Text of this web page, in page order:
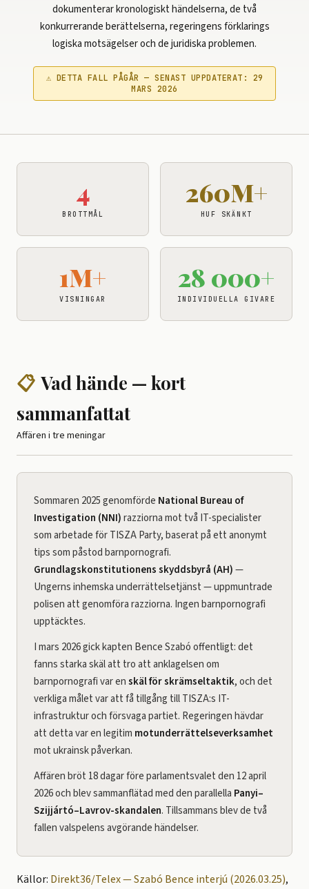
dokumenterar kronologiskt händelserna, de två
konkurrerande berättelserna, regeringens förklarings
logiska motsägelser och de juridiska problemen.
⚠ DETTA FALL PÅGÅR — SENAST UPPDATERAT: 29
MARS 2026
4
BROTTMÅL
260M+
HUF SKÄNKT
1M+
VISNINGAR
28 000+
INDIVIDUELLA GIVARE
📋 Vad hände — kort
sammanfattat
Affären i tre meningar
Sommaren 2025 genomförde National Bureau of
Investigation (NNI)razziorna mot två IT-specialister
som arbetade för TISZA Party, baserat på ett anonymt
tips som påstod barnpornografi.
Grundlagskonstitutionens skyddsbyrå (AH)—
Ungerns inhemska underrättelsetjänst — uppmuntrade
polisen att genomföra razziorna. Ingen barnpornografi
upptäcktes.
I mars 2026 gick kapten Bence Szabó offentligt: det
fanns starka skäl att tro att anklagelsen om
barnpornografi var enskäl för skrämseltaktik, och det
verkliga målet var att få tillgång till TISZA:s IT-
infrastruktur och försvaga partiet. Regeringen hävdar
att detta var en legitim motunderrättelseverksamhet
mot ukrainsk påverkan.
Affären bröt 18 dagar före parlamentsvalet den 12 april
2026 och blev sammanflätad med den parallella Panyi–
Szijjártó–Lavrov-skandalen. Tillsammans blev de två
fallen valspelens avgörande händelser.
Källor: Direkt36/Telex — Szabó Bence interjú (2026.03.25),